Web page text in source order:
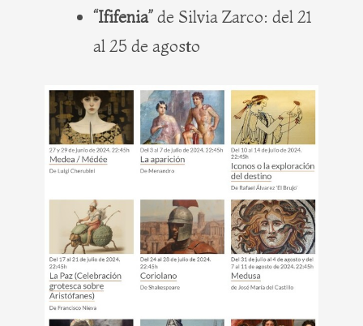
“Ififenia” de Silvia Zarco: del 21
al 25 de agosto